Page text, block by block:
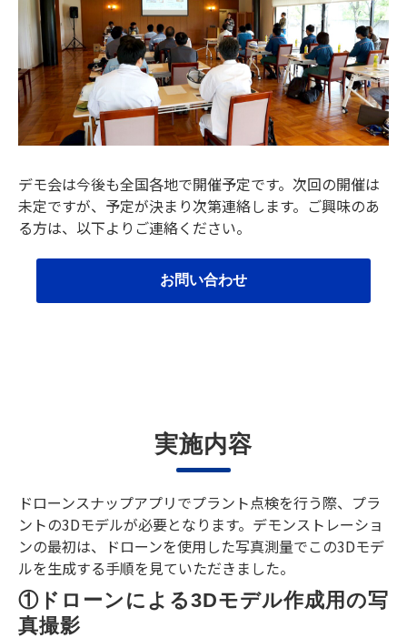
デモ会は今後も全国各地で開催予定です。次回の開催は
未定ですが、予定が決まり次第連絡します。ご興味のあ
る方は、以下よりご連絡ください。
お問い合わせ
実施内容
ドローンスナップアプリでプラント点検を行う際、プラ
ントの3Dモデルが必要となります。デモンストレーショ
ンの最初は、ドローンを使用した写真測量でこの3Dモデ
ルを生成する手順を見ていただきました。
①ドローンによる3Dモデル作成用の写
真撮影